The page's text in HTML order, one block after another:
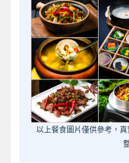
以上餐食圖片僅供參考，